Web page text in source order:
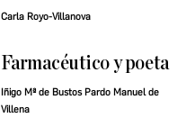
Carla Royo-Villanova
Farmacéutico y poeta
Iñigo Mª de Bustos Pardo Manuel de
Villena